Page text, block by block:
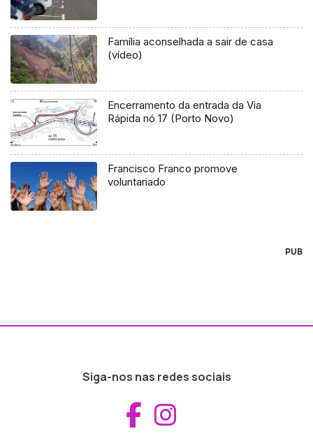
Família aconselhada a sair de casa
(vídeo)
Encerramento da entrada da Via
Rápida nó 17 (Porto Novo)
Francisco Franco promove
voluntariado
PUB
Siga-nos nas redes sociais
Aceder ao